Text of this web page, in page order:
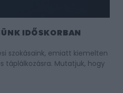
IDŐSKORBAN
szokásaink, emiatt kiemelten
táplálkozásra. Mutatjuk, hogy